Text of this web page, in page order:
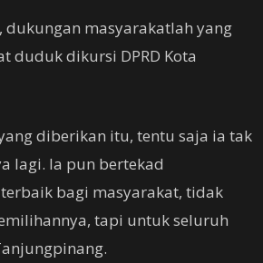
dukungan masyarakatlah yang
duduk dikursi DPRD Kota
diberikan itu, tentu saja ia tak
lagi. Ia pun bertekad
bagi masyarakat, tidak
tapi untuk seluruh